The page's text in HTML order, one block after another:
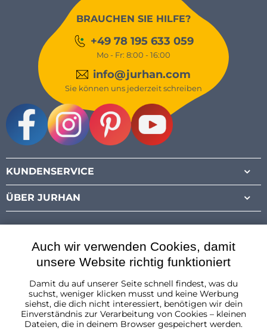
BRAUCHEN SIE HILFE?
+49 78 195 633 059
Mo - Fr: 8:00 - 16:00
info@jurhan.com
Sie können uns jederzeit schreiben
KUNDENSERVICE
ÜBER JURHAN
Österreich
Auch wir verwenden Cookies, damit
unsere Website richtig funktioniert
Damit du auf unserer Seite schnell findest, was du
suchst, weniger klicken musst und keine Werbung
siehst, die dich nicht interessiert, benötigen wir dein
Einverständnis zur Verarbeitung von Cookies – kleinen
Dateien, die in deinem Browser gespeichert werden.